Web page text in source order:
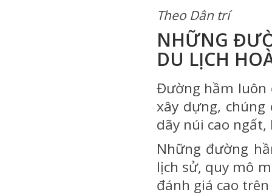
Theo Dân trí
NHỮNG
DU LỊCH
Đường hầm luôn
xây dựng,
dãy núi cao
Những đường
lịch sử, quy mô
đánh giá cao